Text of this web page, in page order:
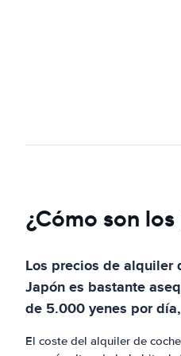
¿Cómo son
Los precios de alquiler
Japón es bastante
de 5.000 yenes por
El coste del alquiler de